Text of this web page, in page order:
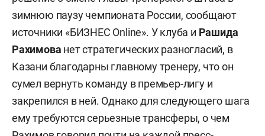
зимнюю паузу чемпионата России, сообщают
источники «БИЗНЕС Online». У клуба и Рашида
Рахимова нет стратегических разногласий, в
Казани благодарны главному тренеру, что он
сумел вернуть команду в премьер-лигу и
закрепился в ней. Однако для следующего шага
ему требуются серьезные трансферы, о чем